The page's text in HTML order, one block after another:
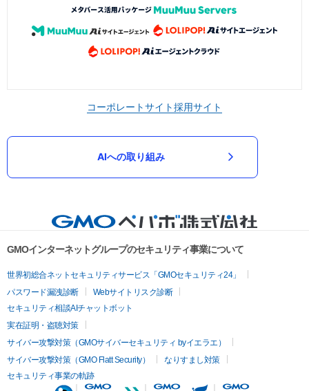
コーポレートサイト採用サイト
AIへの取り組み
GMOインターネットグループのセキュリティ事業について
世界初総合ネットセキュリティサービス「GMOセキュリティ24」
パスワード漏洩診断
Webサイトリスク診断
セキュリティ相談AIチャットボット
実在証明・盗聴対策
サイバー攻撃対策（GMOサイバーセキュリティ byイエラエ）
サイバー攻撃対策（GMO Flatt Security）
なりすまし対策
セキュリティ事業の軌跡